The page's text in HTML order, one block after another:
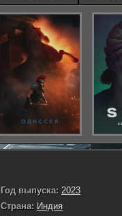
Год выпуска: 2023
Страна: Индия